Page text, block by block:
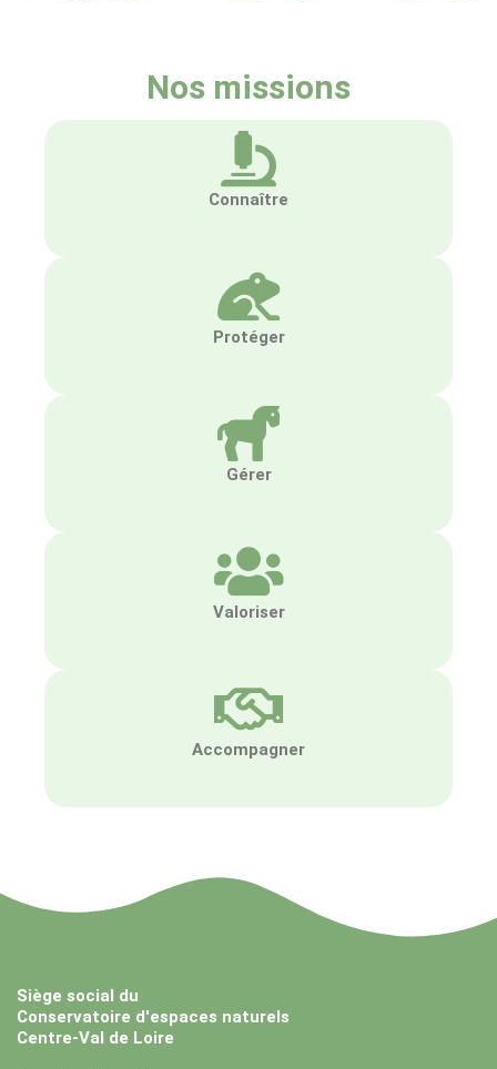
Nos missions
Connaître
Protéger
Gérer
Valoriser
Accompagner
Siège social du
Conservatoire d'espaces naturels
Centre-Val de Loire